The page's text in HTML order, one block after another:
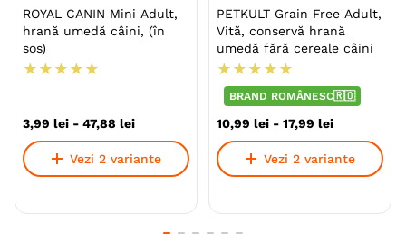
ROYAL CANIN Mini Adult,
hrană umedă câini, (în
sos)
★ ★ ★ ★ ★
3,99 lei - 47,88 lei
Vezi 2 variante
PETKULT Grain Free Adult,
Vită, conservă hrană
umedă fără cereale câini
★ ★ ★ ★ ★
BRAND ROMÂNESC🇷🇴
10,99 lei - 17,99 lei
Vezi 2 variante